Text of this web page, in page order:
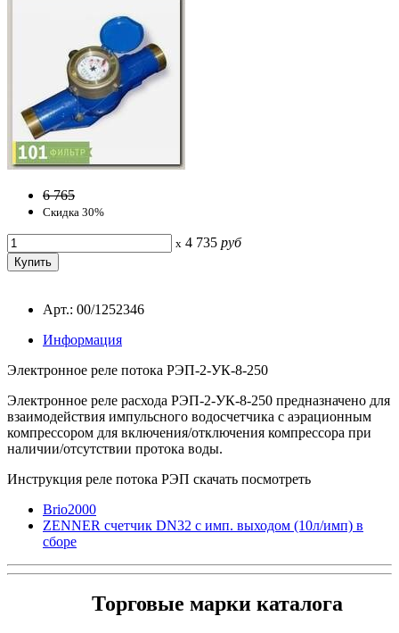
6 765
Скидка 30%
x 4 735 руб
Арт.: 00/1252346
Информация
Электронное реле потока РЭП-2-УК-8-250
Электронное реле расхода РЭП-2-УК-8-250 предназначено для
взаимодействия импульсного водосчетчика с аэрационным
компрессором для включения/отключения компрессора при
наличии/отсутствии протока воды.
Инструкция реле потока РЭП скачать посмотреть
Brio2000
ZENNER счетчик DN32 с имп. выходом (10л/имп) в
сборе
Торговые марки каталога